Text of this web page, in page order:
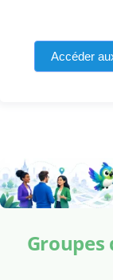
Accéder
Groupes